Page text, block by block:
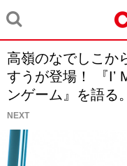
高嶺のなでしこか
すうが登場！ 『Iʼ
ンゲーム』を語る。
NEXT